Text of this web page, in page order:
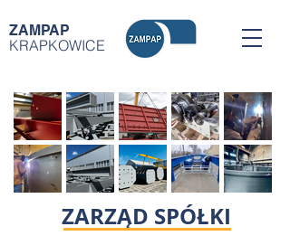
ZAMPAP
KRAPKOWICE
ZARZĄD SPÓŁKI